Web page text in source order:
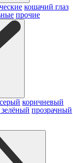
кошачий глаз
прочие
серый коричневый
зелёный прозрачный